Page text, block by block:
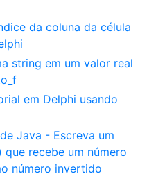
da coluna da célula
string em um valor real
em Delphi usando
Java - Escreva um
recebe um número
número invertido